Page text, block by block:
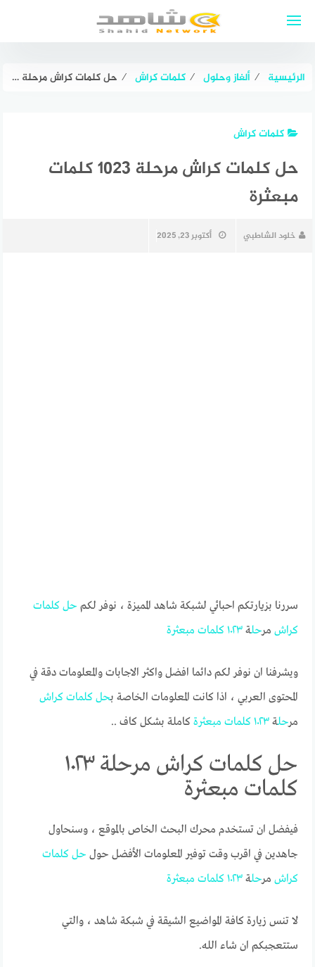
الرئيسية ⁄ ألغاز وحلول ⁄ كلمات كراش ⁄ حل كلمات كراش مرحلة ١٠٢٣ كلمات مبعثرة
كلمات كراش
حل كلمات كراش مرحلة ١٠٢٣ كلمات
مبعثرة
خلود الشاطبي أكتوبر 23, 2025
سررنا بزيارتكم احبائي لشبكة شاهد المميزة ، نوفر لكم حل كلمات
كراش مرحلة١٠٢٣ كلمات مبعثرة
ويشرفنا ان نوفر لكم دائما افضل واكثر الاجابات والمعلومات دقة في
المحتوى العربي ، اذا كانت المعلومات الخاصة بحل كلمات كراش
مرحلة١٠٢٣ كلمات مبعثرة كاملة بشكل كاف ..
حل كلمات كراش مرحلة ١٠٢٣
كلمات مبعثرة
فيفضل ان تستخدم محرك البحث الخاص بالموقع ، وسنحاول
جاهدين في اقرب وقت توفير المعلومات الأفضل حول حل كلمات
كراش مرحلة١٠٢٣ كلمات مبعثرة
لا تنس زيارة كافة المواضيع الشيقة في شبكة شاهد ، والتي
ستتعجبكم ان شاء الله.